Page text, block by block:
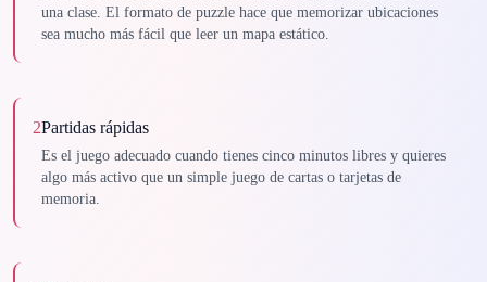
una clase. El formato de puzzle hace que memorizar ubicaciones
sea mucho más fácil que leer un mapa estático.
2Partidas rápidas
Es el juego adecuado cuando tienes cinco minutos libres y quieres
algo más activo que un simple juego de cartas o tarjetas de
memoria.